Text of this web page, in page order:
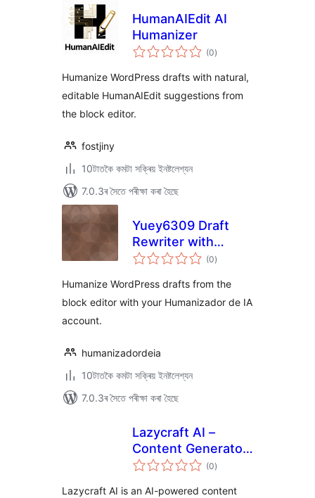
HumanAIEdit AI
Humanizer
(0টা
মুঠ)
Humanize WordPress drafts with natural,
editable HumanAIEdit suggestions from
the block editor.
fostjiny
10টাতকৈ কমটা সক্ৰিয় ইনষ্টলেশ্যন
7.0.3ৰ সৈতে পৰীক্ষা কৰা হৈছে
Yuey6309 Draft
Rewriter with
Humanizador de IA
(0টা
মুঠ)
Humanize WordPress drafts from the
block editor with your Humanizador de IA
account.
humanizadordeia
10টাতকৈ কমটা সক্ৰিয় ইনষ্টলেশ্যন
7.0.3ৰ সৈতে পৰীক্ষা কৰা হৈছে
Lazycraft AI –
Content Generator,
Writing Assistant &
(0টা
মুঠ)
Lazycraft AI is an AI-powered content